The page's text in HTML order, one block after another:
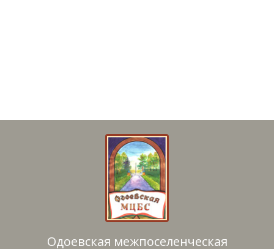
Одоевская межпоселенческая